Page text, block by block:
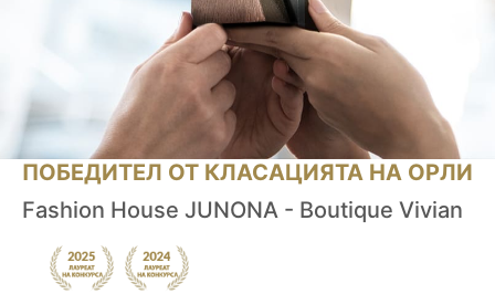
ПОБЕДИТЕЛ ОТ КЛАСАЦИЯТА НА ОРЛИ
Fashion House JUNONA - Boutique Vivian